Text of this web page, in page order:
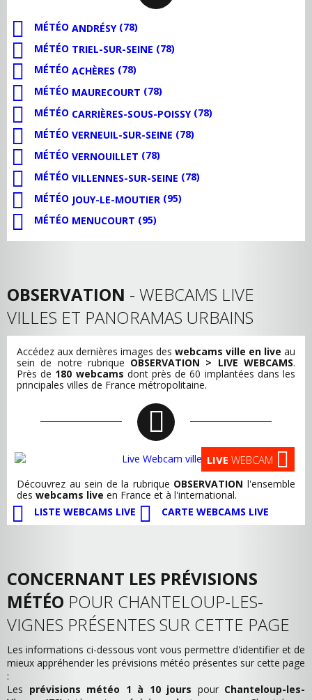
MÉTÉO ANDRÉSY (78)
MÉTÉO TRIEL-SUR-SEINE (78)
MÉTÉO ACHÈRES (78)
MÉTÉO MAURECOURT (78)
MÉTÉO CARRIÈRES-SOUS-POISSY (78)
MÉTÉO VERNEUIL-SUR-SEINE (78)
MÉTÉO VERNOUILLET (78)
MÉTÉO VILLENNES-SUR-SEINE (78)
MÉTÉO JOUY-LE-MOUTIER (95)
MÉTÉO MENUCOURT (95)
OBSERVATION - WEBCAMS LIVE
VILLES ET PANORAMAS URBAINS
Accédez aux dernières images des webcams ville en live au
sein de notre rubrique OBSERVATION > LIVE WEBCAMS.
Près de 180 webcams dont près de 60 implantées dans les
principales villes de France métropolitaine.
LIVE WEBCAM
Découvrez au sein de la rubrique OBSERVATION l'ensemble
des webcams live en France et à l'international.
LISTE WEBCAMS LIVE
CARTE WEBCAMS LIVE
CONCERNANT LES PRÉVISIONS
MÉTÉO POUR CHANTELOUP-LES-
VIGNES PRÉSENTES SUR CETTE PAGE
Les informations ci-dessous vont vous permettre d'identifier et de
mieux appréhender les prévisions météo présentes sur cette page
:
Les prévisions météo 1 à 10 jours pour Chanteloup-les-